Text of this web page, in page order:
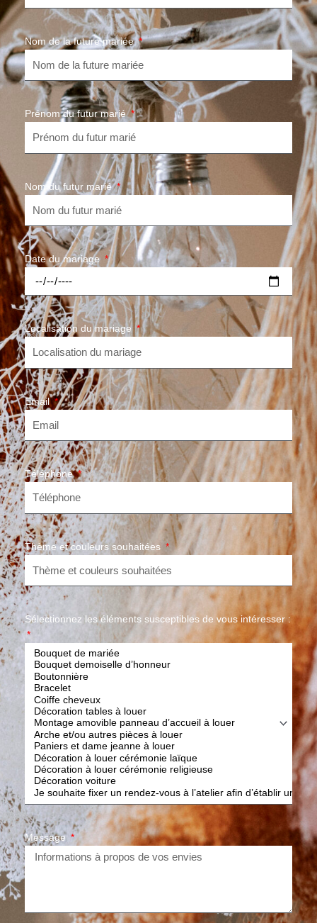
Nom de la future mariée
Prénom du futur marié
Nom du futur marié
Date du mariage
Localisation du mariage
Email
Téléphone
Thème et couleurs souhaitées
Sélectionnez les éléments susceptibles de vous intéresser :
Message